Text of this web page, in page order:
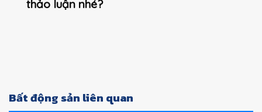
thảo luận nhé?
Bất động sản liên quan